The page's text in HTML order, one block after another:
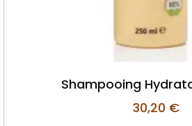
Shampooing
30,20 €